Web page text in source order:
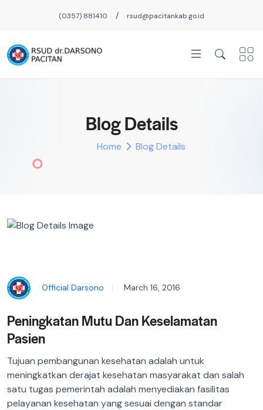
(0357) 881410 / rsud@pacitankab.go.id
Blog Details
Home Blog Details
Official Darsono March 16, 2016
Peningkatan Mutu Dan Keselamatan
Pasien
Tujuan pembangunan kesehatan adalah untuk
meningkatkan derajat kesehatan masyarakat dan salah
satu tugas pemerintah adalah menyediakan fasilitas
pelayanan kesehatan yang sesuai dengan standar